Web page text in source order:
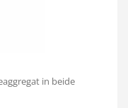
in beide